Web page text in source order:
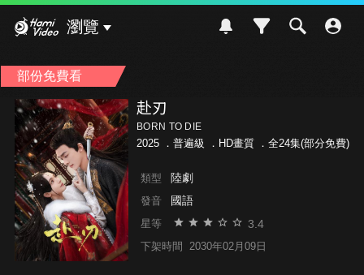
瀏覽
部份免費看
赴刃
BORN TO DIE
2025 ． 普遍級 ．HD畫質 ．全24集(部分免費)
類型 陸劇
發音 國語
星等 3.4
下架時間 2030年02月09日